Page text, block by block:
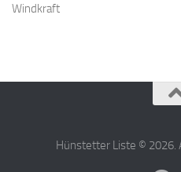
Windkraft
Hünstetter Liste © 2026.